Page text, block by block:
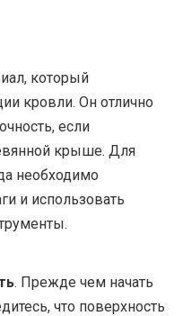
который
кровли. Он отлично
если
крыше. Для
необходимо
и использовать
. Прежде чем начать
что поверхность